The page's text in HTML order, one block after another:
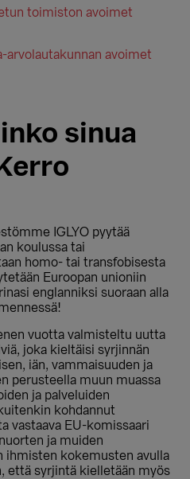
toimiston avoimet
arvolautakunnan avoimet
sinua
IGLYO pyytää
koulussa tai
homo- tai transfobisesta
Euroopan unioniin
englanniksi suoraan alla
vuotta valmisteltu uutta
joka kieltäisi syrjinnän
iän, vammaisuuden ja
perusteella muun muassa
ja palveluiden
kohdannut
vastaava EU-komissaari
ja muiden
ihmisten kokemusten avulla
että syrjintä kielletään myös